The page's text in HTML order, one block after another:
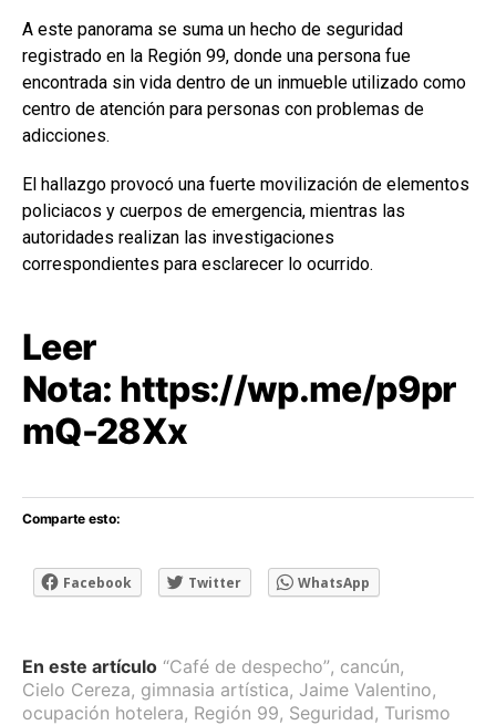
A este panorama se suma un hecho de seguridad
registrado en la Región 99, donde una persona fue
encontrada sin vida dentro de un inmueble utilizado como
centro de atención para personas con problemas de
adicciones.
El hallazgo provocó una fuerte movilización de elementos
policiacos y cuerpos de emergencia, mientras las
autoridades realizan las investigaciones
correspondientes para esclarecer lo ocurrido.
Leer
Nota: https://wp.me/p9pr
mQ-28Xx
Comparte esto:
Facebook Twitter WhatsApp
En este artículo “Café de despecho”, cancún,
Cielo Cereza, gimnasia artística, Jaime Valentino,
ocupación hotelera, Región 99, Seguridad, Turismo